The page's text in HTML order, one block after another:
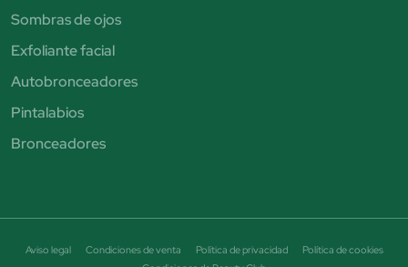
Sombras de ojos
Exfoliante facial
Autobronceadores
Pintalabios
Bronceadores
Aviso legal Condiciones de venta Política de privacidad
Política de cookies